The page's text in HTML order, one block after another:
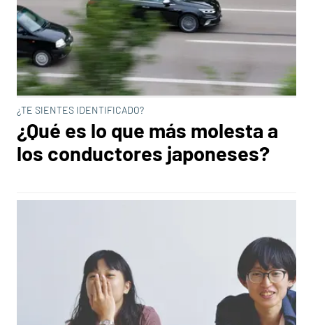
¿TE SIENTES IDENTIFICADO?
¿Qué es lo que más molesta a
los conductores japoneses?